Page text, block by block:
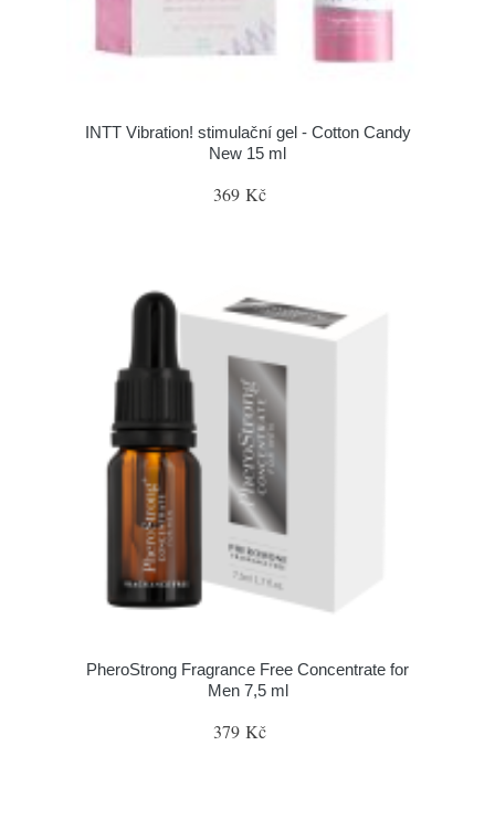
INTT Vibration! stimulační gel - Cotton Candy
New 15 ml
369 Kč
PheroStrong Fragrance Free Concentrate for
Men 7,5 ml
379 Kč